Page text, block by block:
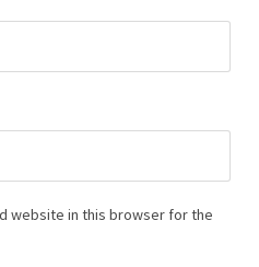
website in this browser for the